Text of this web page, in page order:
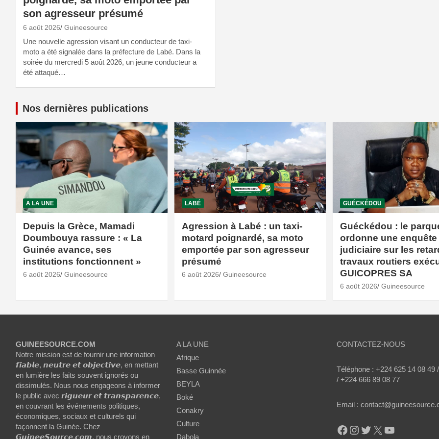
son agresseur présumé
6 août 2026 Guineesource
Une nouvelle agression visant un conducteur de taxi-
moto a été signalée dans la préfecture de Labé. Dans la
soirée du mercredi 5 août 2026, un jeune conducteur a
été attaqué…
Nos dernières publications
A LA UNE
Depuis la Grèce, Mamadi
Doumbouya rassure : « La
Guinée avance, ses
institutions fonctionnent »
6 août 2026 Guineesource
LABÉ
Agression à Labé : un taxi-
motard poignardé, sa moto
emportée par son agresseur
présumé
6 août 2026 Guineesource
GUÉCKÉDOU
Guéckédou : le
ordonne une enquête
judiciaire sur les
travaux routiers
GUICOPRES SA
6 août 2026 Guineesource
GUINEESOURCE.COM
Notre mission est de fournir une information
𝙛𝙞𝙖𝙗𝙡𝙚, 𝙣𝙚𝙪𝙩𝙧𝙚 𝙚𝙩 𝙤𝙗𝙟𝙚𝙘𝙩𝙞𝙫𝙚, en mettant
en lumière les faits souvent ignorés ou
dissimulés. Nous nous engageons à informer
le public avec 𝙧𝙞𝙜𝙪𝙚𝙪𝙧 𝙚𝙩 𝙩𝙧𝙖𝙣𝙨𝙥𝙖𝙧𝙚𝙣𝙘𝙚,
en couvrant les événements politiques,
économiques, sociaux et culturels qui
façonnent la Guinée. Chez
𝙂𝙪𝙞𝙣𝙚𝙚𝙎𝙤𝙪𝙧𝙘𝙚.𝙘𝙤𝙢, nous croyons en
A LA UNE
Afrique
Basse Guinnée
BEYLA
Boké
Conakry
Culture
Dabola
CONTACTEZ-NOUS
Téléphone : +224 625 14 08 49
/ +224 666 89 08 77
Email :
Facebook
Instagram
Twitter
X YouTube